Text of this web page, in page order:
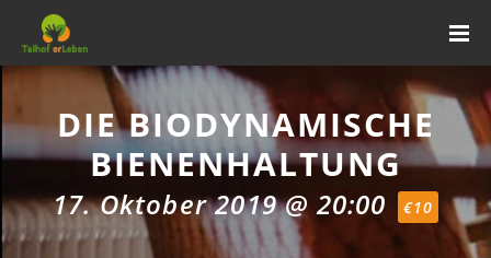
DIE BIODYNAMISCHE
BIENENHALTUNG
17. Oktober 2019 @ 20:00 €10